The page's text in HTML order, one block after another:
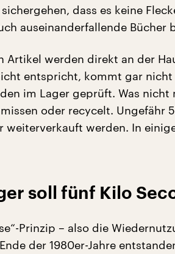
dass es keine
auseinanderfallende Bücher
Artikel werden direkt an der
entspricht, kommt gar nicht
im Lager geprüft. Was
oder recycelt. Ungefähr
weiterverkauft werden. In
soll fünf Kilo
Prinzip – also die
der 1980er-Jahre